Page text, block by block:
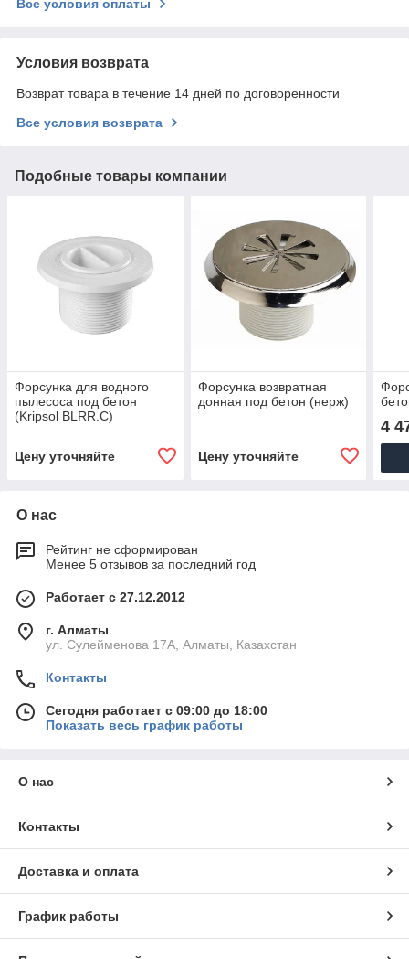
Все условия оплаты
Условия возврата
Возврат товара в течение 14 дней по договоренности
Все условия возврата
Подобные товары компании
Форсунка для водного
пылесоса под бетон
(Kripsol BLRR.C)
Цену уточняйте
Форсунка возвратная
донная под бетон (нерж)
Цену уточняйте
4
О нас
Рейтинг не сформирован
Менее 5 отзывов за последний год
Работает с 27.12.2012
г. Алматы
ул. Сулейменова 17А, Алматы, Казахстан
Контакты
Сегодня работает с 09:00 до 18:00
Показать весь график работы
О нас
Контакты
Доставка и оплата
График работы